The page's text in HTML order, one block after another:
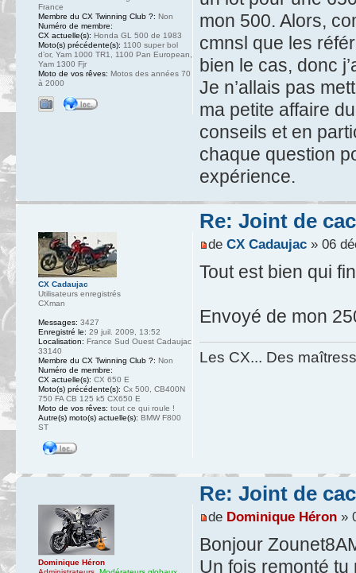
mon 500. Alors,
cmnsl que les
bien le cas, donc
Je n’allais pas
ma petite affaire
conseils et en
chaque question
expérience.
France
Membre du CX Twinning Club ?: Non
Numéro de membre:
CX actuelle(s): Honda GL 500 de 1983
Moto(s) précédente(s): 1100 super bol
d’or, Yam 1000 TR1, 1100 Pan European,
Yam 1300 Fjr
Moto de vos rêves: Motos des années 70
à 2000
Re: Joint de
de CX Cadaujac» 06
Tout est bien qui
Envoyé de mon
Les CX... Des
CX Cadaujac
Utilisateurs enregistrés
CXman
Messages: 3427
Enregistré le: 29 juil. 2009, 13:52
Localisation: France Sud Ouest Cadaujac
33140
Membre du CX Twinning Club ?: Non
Numéro de membre:
CX actuelle(s): CX 650 E
Moto(s) précédente(s): Cx 500, CB400N
750 FA CB 125 k5 CX650 E
Moto de vos rêves: tout ce qui roule !
Autre(s) moto(s) actuelle(s): BMW F800
ST
Re: Joint de
de Dominique Héron»
Bonjour
Un fois remonté
Dominique Héron